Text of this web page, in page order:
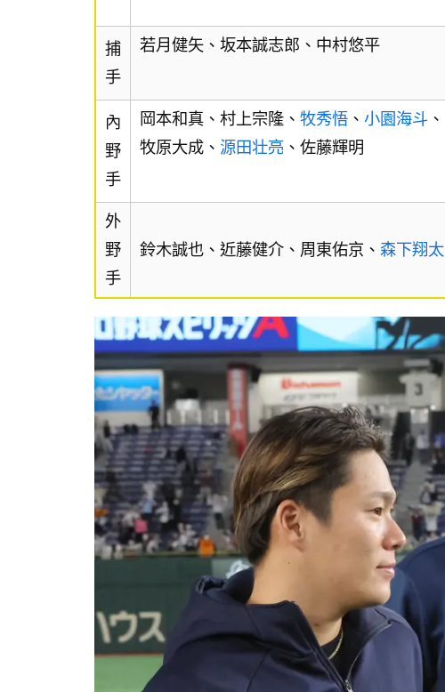
捕
手
若月健矢、坂本誠志郎、中村悠平
內
野
手
岡本和真、村上宗隆、 牧秀悟、 小園海斗、
牧原大成、 源田壮亮、佐藤輝明
外
野
手
鈴木誠也、近藤健介、周東佑京、 森下翔太